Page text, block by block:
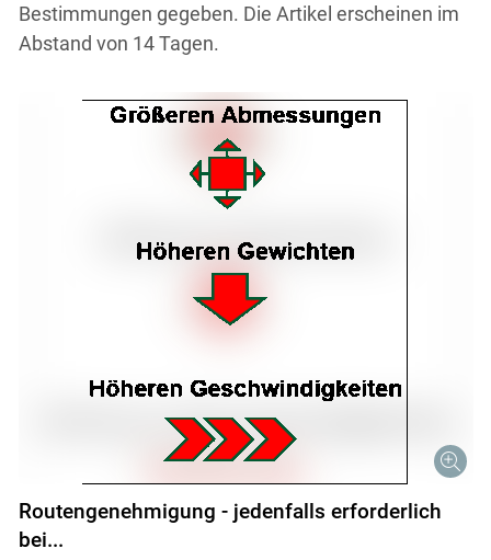
Bestimmungen gegeben. Die Artikel erscheinen im
Abstand von 14 Tagen.
Routengenehmigung - jedenfalls erforderlich
bei...